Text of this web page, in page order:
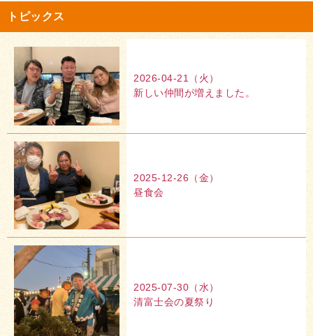
トピックス
2026-04-21（火）
新しい仲間が増えました。
2025-12-26（金）
昼食会
2025-07-30（水）
清富士会の夏祭り